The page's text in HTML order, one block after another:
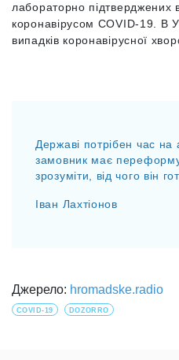
лабораторно підтверджених
коронавірусом COVID-19. В
випадків коронавірусної
Державі потрібен час
замовник має
зрозуміти, від чого він
Іван Лахтіонов
Джерело: hromadske.radio
COVID-19 DOZORRO